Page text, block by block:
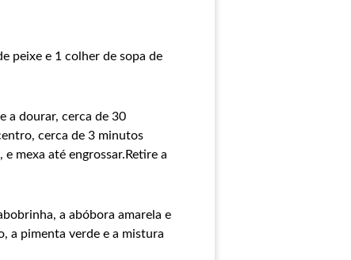
peixe e 1 colher de sopa de
a dourar, cerca de 30
cerca de 3 minutos
mexa até engrossar.Retire a
a abóbora amarela e
a pimenta verde e a mistura